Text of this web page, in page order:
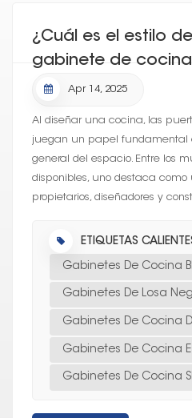
¿Cuál es el estilo
gabinete de
Apr 14, 2025
Al diseñar una cocina, las
juegan un papel fundamental
general del espacio. Entre los
disponibles, uno destaca como
propietarios, diseñadores y
ETIQUETAS
Gabinetes De Cocina
Gabinetes De Losa
Gabinetes De Cocina
Gabinetes De Cocina
Gabinetes De Cocina